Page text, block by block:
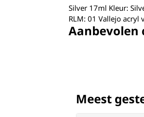
Silver 17ml Kleur:
RLM: 01 Vallejo acryl
Aanbevolen
Meest